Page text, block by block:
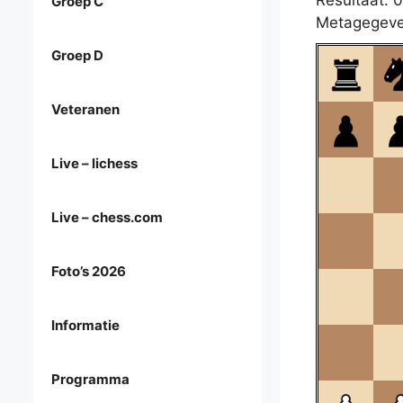
Groep D
Veteranen
Live – lichess
Live – chess.com
Foto’s 2026
Informatie
Programma